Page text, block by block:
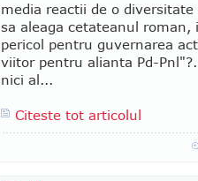
media reactii de o diversitate
sa aleaga cetateanul roman,
pericol pentru guvernarea
viitor pentru alianta Pd-
nici al...
Citeste tot articolul